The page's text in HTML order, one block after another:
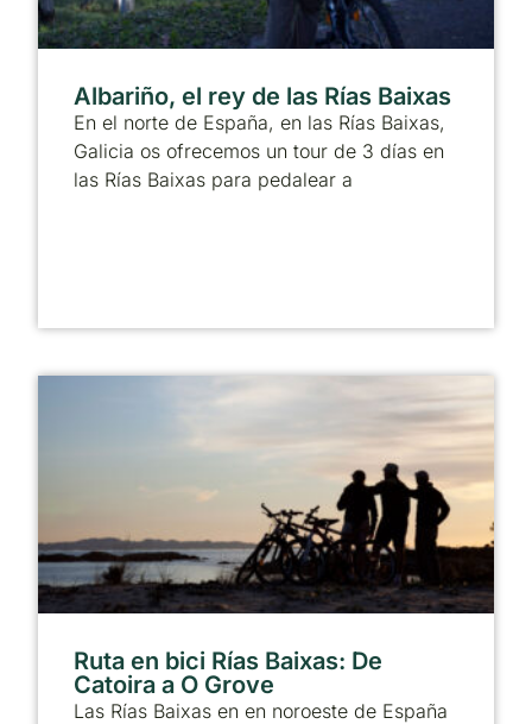
Albariño, el rey de las Rías Baixas
En el norte de España, en las Rías Baixas,
Galicia os ofrecemos un tour de 3 días en
las Rías Baixas para pedalear a
Ruta en bici Rías Baixas: De
Catoira a O Grove
Las Rías Baixas en en noroeste de España